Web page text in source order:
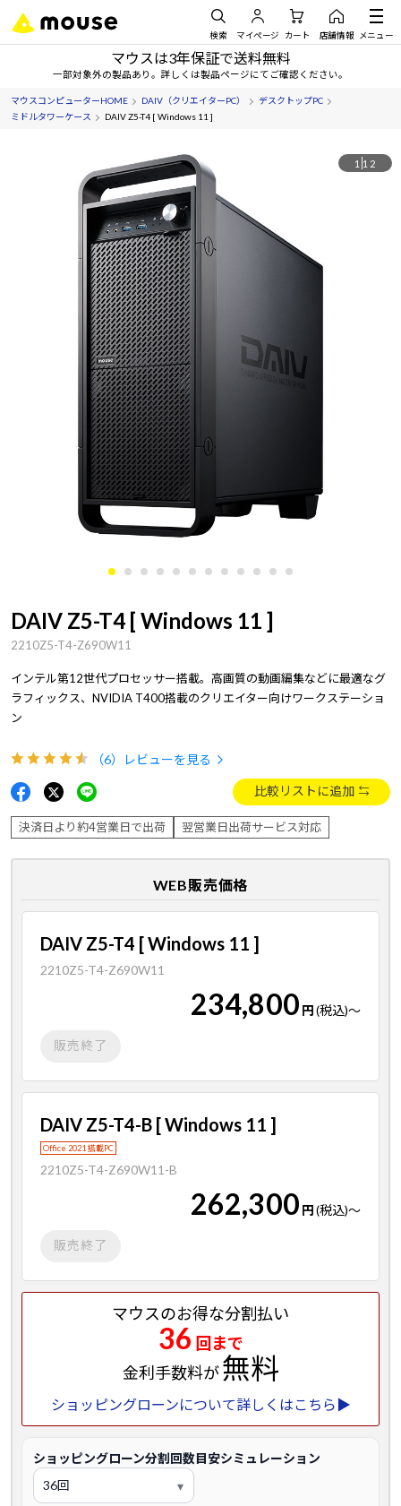
検索 マイページ カート 店舗情報 メニュー
マウスは3年保証で送料無料
一部対象外の製品あり。詳しくは製品ページにてご確認ください。
マウスコンピューターHOME DAIV（クリエイターPC）
デスクトップPC
ミドルタワーケース
DAIV Z5-T4 [ Windows 11 ]
1 12
DAIV Z5-T4 [ Windows 11 ]
2210Z5-T4-Z690W11
インテル第12世代プロセッサー搭載。高画質の動画編集などに最適なグ
ラフィックス、NVIDIA T400搭載のクリエイター向けワークステーショ
ン
（6） レビューを見る
比較リストに追加
決済日より約4営業日で出荷 翌営業日出荷サービス対応
WEB販売価格
DAIV Z5-T4 [ Windows 11 ]
2210Z5-T4-Z690W11
234,800 円(税込)～
販売終了
DAIV Z5-T4-B [ Windows 11 ]
Office 2021 搭載PC
2210Z5-T4-Z690W11-B
262,300 円(税込)～
販売終了
マウスのお得な分割払い
36 回まで
金利手数料が無料
ショッピングローンについて詳しくはこちら▶
ショッピングローン分割回数目安シミュレーション